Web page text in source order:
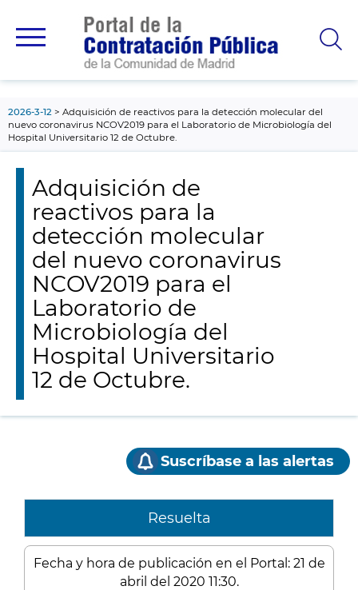
principal
2026-3-12
Adquisición de reactivos para la detección molecular del
nuevo coronavirus NCOV2019 para el Laboratorio de Microbiología del
Hospital Universitario 12 de Octubre.
Adquisición de
reactivos para la
detección molecular
del nuevo coronavirus
NCOV2019 para el
Laboratorio de
Microbiología del
Hospital Universitario
12 de Octubre.
Suscríbase a las alertas
Resuelta
Fecha y hora de publicación en el Portal: 21 de
abril del 2020 11:30.